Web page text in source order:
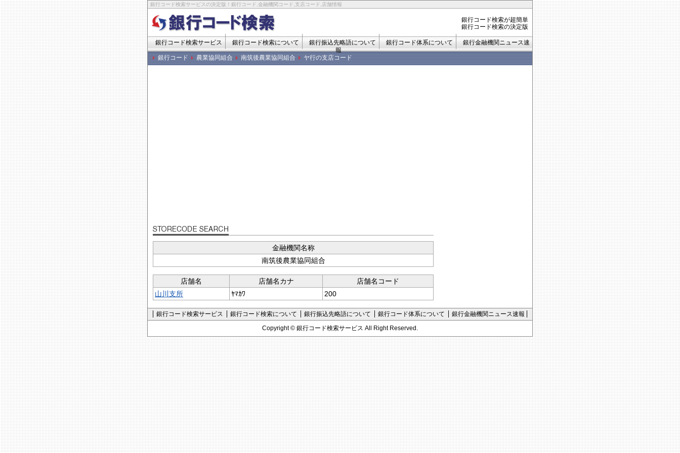
銀行コード検索サービスの決定版！銀行コード,金融機関コード,支店コード,店舗情報
銀行コード検索が超簡単
銀行コード検索の決定版
銀行コード検索サービス 銀行コード検索について 銀行振込先略語について 銀行コード体系について
銀行金融機関ニュース速
報
銀行コード
農業協同組合 南筑後農業協同組合 ヤ行の支店コード
金融機関名称
南筑後農業協同組合
店舗名 店舗名カナ
店舗名コード
山川支所
ﾔﾏｶﾜ 200
銀行コード検索サービス 銀行コード検索について 銀行振込先略語について 銀行コード体系について
銀行金融機関ニュース速報
Copyright © 銀行コード検索サービス All Right Reserved.